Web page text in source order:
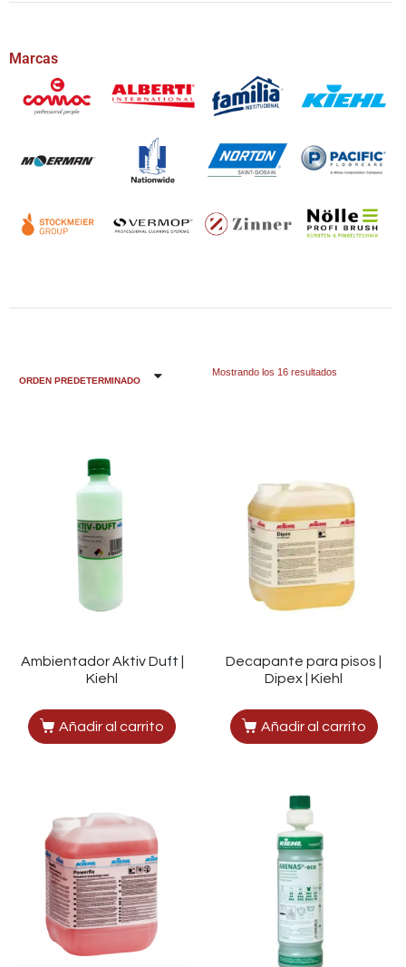
Marcas
Mostrando los 16 resultados
Ambientador Aktiv Duft |
Kiehl
Añadir al carrito
Decapante para pisos |
Dipex | Kiehl
Añadir al carrito